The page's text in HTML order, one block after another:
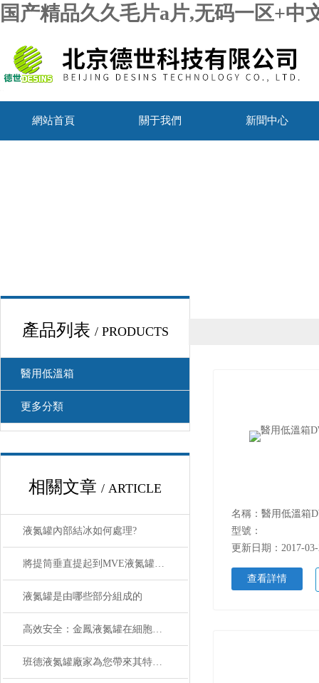
国产精品久久毛片a片,无码一区+
網站首頁 關于我們 新聞中心
產品列表 / PRODUCTS
醫用低溫箱
更多分類
相關文章 / ARTICLE
液氮罐內部結冰如何處理?
將提筒垂直提起到MVE液氮罐頸部
液氮罐是由哪些部分組成的
高效安全：金鳳液氮罐在細胞培養中的應用與展望
班德液氮罐廠家為您帶來其特點解說
名稱：醫用低溫箱
型號：
更新日期：2017-
查看詳情